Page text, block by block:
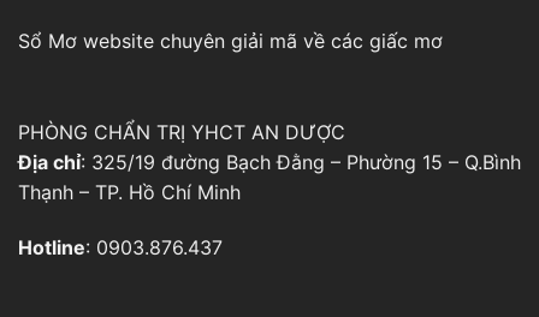
Sổ Mơ website chuyên giải mã về các giấc mơ
PHÒNG CHẨN TRỊ YHCT AN DƯỢC
Địa chỉ: 325/19 đường Bạch Đằng – Phường 15 – Q.Bình
Thạnh – TP. Hồ Chí Minh
Hotline: 0903.876.437